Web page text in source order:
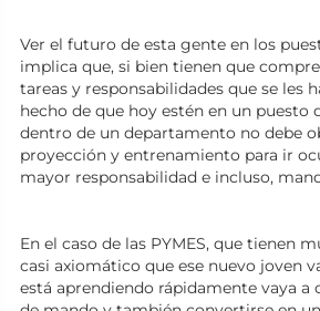
Ver el futuro de esta gente en los
implica que, si bien tienen que
tareas y responsabilidades que se les
hecho de que hoy estén en un puesto
dentro de un departamento no debe
proyección y entrenamiento para ir
mayor responsabilidad e incluso,
En el caso de las PYMES, que tienen
casi axiomático que ese nuevo joven
está aprendiendo rápidamente vaya a